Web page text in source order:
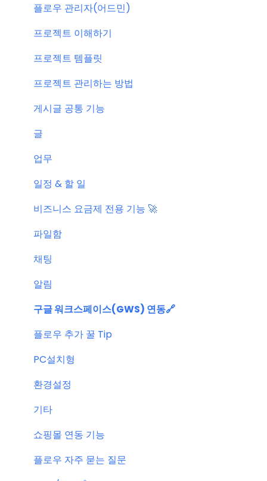
결제 관련 자주 묻는 질문
특별 프로모션
신규 업데이트 (PC&서버)
서버 작업
KT cloud BizWorks 서버 작업
공지 관련 자주 묻는 질문
플로우 관리자(어드민)
프로젝트 이해하기
프로젝트 템플릿
프로젝트 관리하는 방법
게시글 공통 기능
글
업무
일정 & 할 일
비즈니스 요금제 전용 기능 🚀
파일함
채팅
알림
구글 워크스페이스(GWS) 연동🔗
플로우 추가 꿀 Tip
PC설치형
환경설정
기타
쇼핑몰 연동 기능
플로우 자주 묻는 질문